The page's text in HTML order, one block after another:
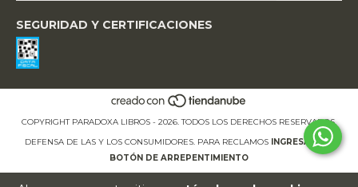
SEGURIDAD Y CERTIFICACIONES
COPYRIGHT PARADOXA LIBROS - 2026. TODOS LOS DERECHOS RESERVADOS.
DEFENSA DE LAS Y LOS CONSUMIDORES. PARA RECLAMOS INGRESÁ ACÁ.
BOTÓN DE ARREPENTIMIENTO